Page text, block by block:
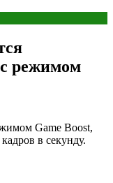
режимом
Game Boost,
в секунду.